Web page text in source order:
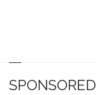
SPONSORED